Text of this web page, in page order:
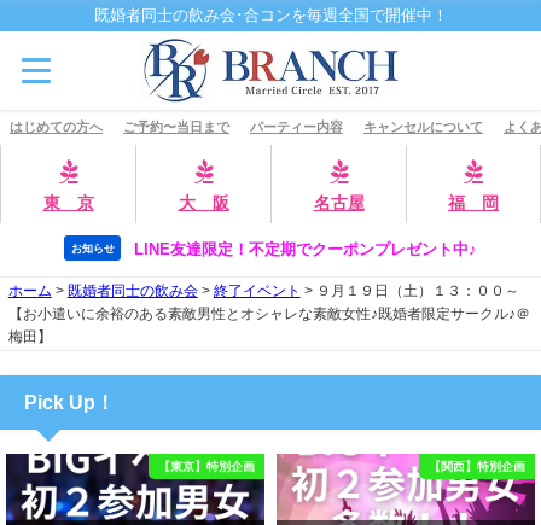
既婚者同士の飲み会･合コンを毎週全国で開催中！
はじめての方へ ご予約〜当日まで パーティー内容 キャンセルについて よく
東 京 大 阪 名古屋 福 岡
お知らせ LINE友達限定！不定期でクーポンプレゼント中♪
ホーム > 既婚者同士の飲み会> 終了イベント > ９月１９日（土）１３：００～
【お小遣いに余裕のある素敵男性とオシャレな素敵女性♪既婚者限定サークル♪＠
梅田】
Pick Up！
【東京】特別企画 【関西】特別企画